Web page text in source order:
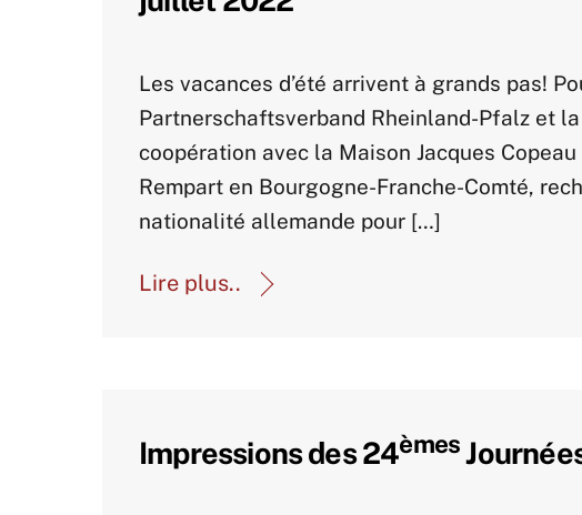
Les vacances d’été arrivent à grands pas!
Partnerschaftsverband Rheinland-Pfalz et
coopération avec la Maison Jacques
Rempart en Bourgogne-Franche-Comté,
nationalité allemande pour […]
Lire plus..
Impressions des 24èmes